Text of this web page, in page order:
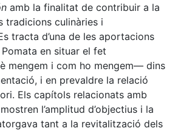
amb la finalitat de contribuir a la
tradicions culinàries i
tracta d’una de les aportacions
en situar el fet
mengem i com ho mengem— dins
i en prevaldre la relació
Els capítols relacionats amb
l’amplitud d’objectius i la
tant a la revitalització dels